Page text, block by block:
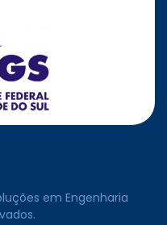
em Engenharia